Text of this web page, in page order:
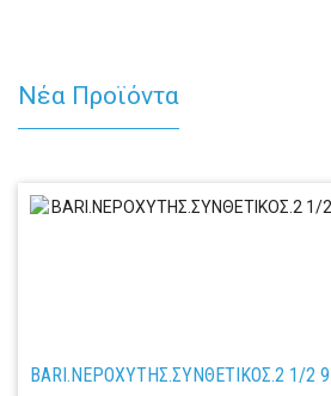
Νέα Προϊόντα
BARI.ΝΕΡΟΧΥΤΗΣ.ΣΥΝΘΕΤΙΚΟΣ.2 1/2